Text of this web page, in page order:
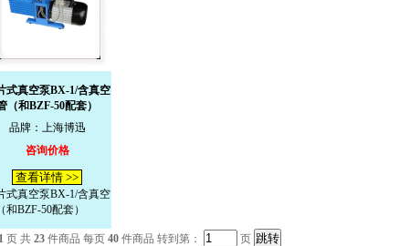
式真空泵BX-1/含真空
（和BZF-50配套）
品牌：上海博迅
咨询价格
查看详情 >>
式真空泵BX-1/含真空
和BZF-50配套）
1 页 共 23 件商品 每页 40 件商品 转到第： 页